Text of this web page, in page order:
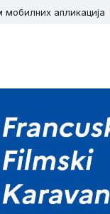
мобилних апликација